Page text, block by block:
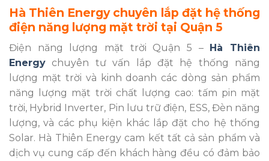
Hà Thiên Energy chuyên lắp đặt hệ thống
điện năng lượng mặt trời tại Quận 5
Điện năng lượng mặt trời Quận 5 – Hà Thiên
Energy chuyên tư vấn lắp đặt hệ thống năng
lượng mặt trời và kinh doanh các dòng sản phẩm
năng lượng mặt trời chất lượng cao: tấm pin mặt
trời, Hybrid Inverter, Pin lưu trữ điện, ESS, Đèn năng
lượng, và các phụ kiện khác lắp đặt cho hệ thống
Solar. Hà Thiên Energy cam kết tất cả sản phẩm và
dịch vụ cung cấp đến khách hàng đều có đảm bảo